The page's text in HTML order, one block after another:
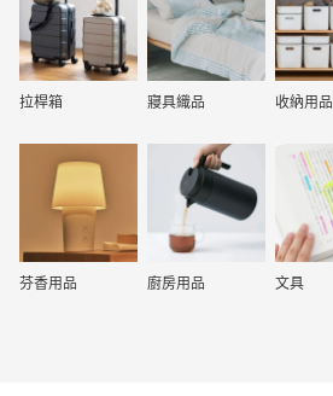
拉桿箱 寢具織品 收納用品
芬香用品 廚房用品 文具